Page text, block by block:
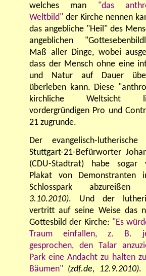
welches man "das
Weltbild" der Kirche nennen
das angebliche "Heil" des
angeblichen
Maß aller Dinge, wobei
dass der Mensch ohne eine
und Natur auf Dauer
überleben kann. Diese
kirchliche Weltsicht
vordergründigen Pro und
21 zugrunde.
Der evangelisch-
Stuttgart-21-Befürworter
(CDU-Stadtrat) habe sogar
Plakat von Demonstranten
Schlosspark abzureißen
3.10.2010). Und der
vertritt auf seine Weise das
Gottesbild der Kirche: "Es
Traum einfallen, z. B.
gesprochen, den Talar
Park eine Andacht zu halten
Bäumen" (zdf.de, 12.9.2010).